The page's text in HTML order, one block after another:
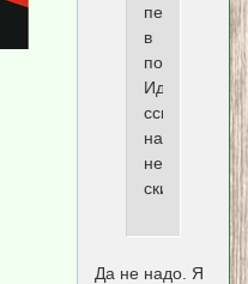
перешла
в
постоянную.
Иду
ссыль
на
нее
скину
Да не надо. Я